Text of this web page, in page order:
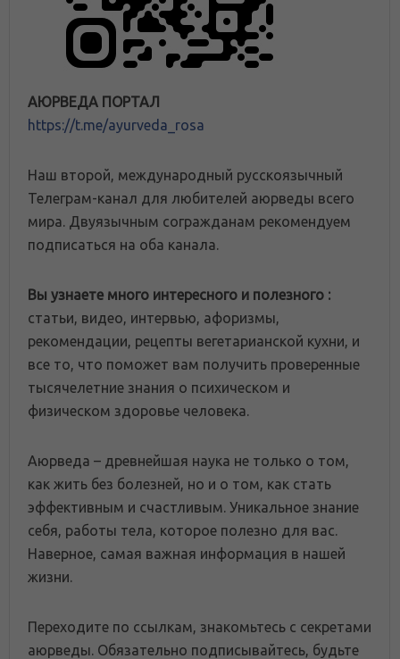
АЮРВЕДА ПОРТАЛ
https://t.me/ayurveda_rosa
Наш второй, международный русскоязычный
Телеграм-канал для любителей аюрведы всего
мира. Двуязычным согражданам рекомендуем
подписаться на оба канала.
Вы узнаете много интересного и полезного :
статьи, видео, интервью, афоризмы,
рекомендации, рецепты вегетарианской кухни, и
все то, что поможет вам получить проверенные
тысячелетние знания о психическом и
физическом здоровье человека.
Аюрведа – древнейшая наука не только о том,
как жить без болезней, но и о том, как стать
эффективным и счастливым. Уникальное знание
себя, работы тела, которое полезно для вас.
Наверное, самая важная информация в нашей
жизни.
Переходите по ссылкам, знакомьтесь с секретами
аюрведы. Обязательно подписывайтесь, будьте